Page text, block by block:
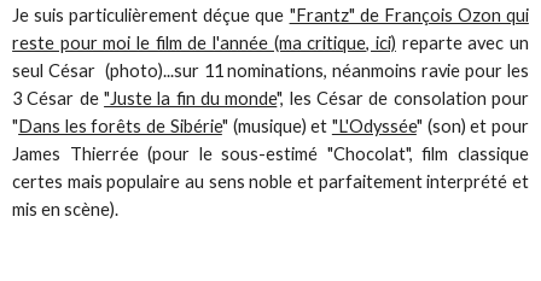
Je suis particulièrement déçue que "Frantz" de François Ozon qui
reste pour moi le film de l'année (ma critique, ici) reparte avec un
seul César (photo)...sur 11 nominations, néanmoins ravie pour les
3 César de"Juste la fin du monde", les César de consolation pour
"Dans les forêts de Sibérie" (musique) et "L'Odyssée" (son) et pour
James Thierrée (pour le sous-estimé "Chocolat", film classique
certes mais populaire au sens noble et parfaitement interprété et
mis en scène).